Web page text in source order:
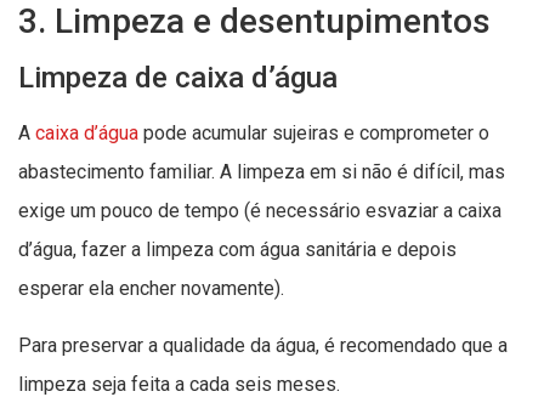
3. Limpeza e desentupimentos
Limpeza de caixa d’água
A caixa d’água pode acumular sujeiras e comprometer o
abastecimento familiar. A limpeza em si não é difícil, mas
exige um pouco de tempo (é necessário esvaziar a caixa
d’água, fazer a limpeza com água sanitária e depois
esperar ela encher novamente).
Para preservar a qualidade da água, é recomendado que a
limpeza seja feita a cada seis meses.